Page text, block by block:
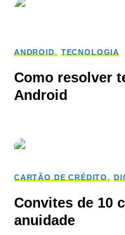
ANDROID TECNOLOGIA
Como resolver
Android
CARTÃO DE CRÉDITO
Convites de 10
anuidade